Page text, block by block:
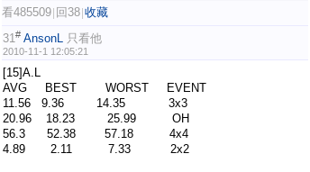
看485509 回38 收藏
31# AnsonL 只看他
2010-11-1 12:05:21
[15]A.L
AVG BEST WORST EVENT
11.56 9.36 14.35 3x3
20.96 18.23 25.99 OH
56.3 52.38 57.18 4x4
4.89 2.11 7.33 2x2